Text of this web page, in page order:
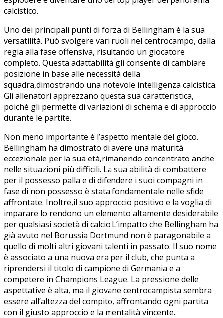
calcistico.
Uno dei ‍principali punti di forza⁣ di Bellingham ⁣è la sua
versatilità. ‍Può‌ svolgere vari ruoli nel centrocampo, dalla
regia alla fase offensiva, risultando un giocatore
completo. Questa adattabilità gli consente di cambiare
posizione in base ​alle necessità della
squadra,dimostrando una notevole ​intelligenza ⁤calcistica.‌
Gli allenatori apprezzano questa sua caratteristica,
poiché gli permette di variazioni di schema e di approccio
durante le partite.
Non meno ⁢importante è l’aspetto⁢ mentale del⁣ gioco.
Bellingham ha ​dimostrato di avere una‌ maturità
eccezionale ⁢per​ la sua età,rimanendo concentrato anche
nelle situazioni più difficili. La​ sua abilità di​ combattere
‍per il possesso ⁤palla e di difendere ⁣i suoi⁢ compagni in
fase di ‍non ‌possesso‌ è⁤ stata fondamentale nelle sfide
affrontate. Inoltre,il suo approccio positivo e la ​voglia di
imparare lo rendono un‌ elemento altamente desiderabile
per qualsiasi società di calcio.L’impatto che Bellingham ha
​già avuto nel Borussia Dortmund non è paragonabile a
quello di molti altri giovani talenti‌ in‌ passato. ​Il suo nome
è​ associato a una nuova​ era⁤ per il club, che ⁤punta a
riprendersi il ‌titolo di campione di Germania ‍e a
competere in Champions League. La pressione delle
aspettative ​è alta, ma il giovane‌ centrocampista sembra
essere⁢ all’altezza del compito, ⁢affrontando​ ogni partita⁣
con il giusto approccio e la mentalità vincente.